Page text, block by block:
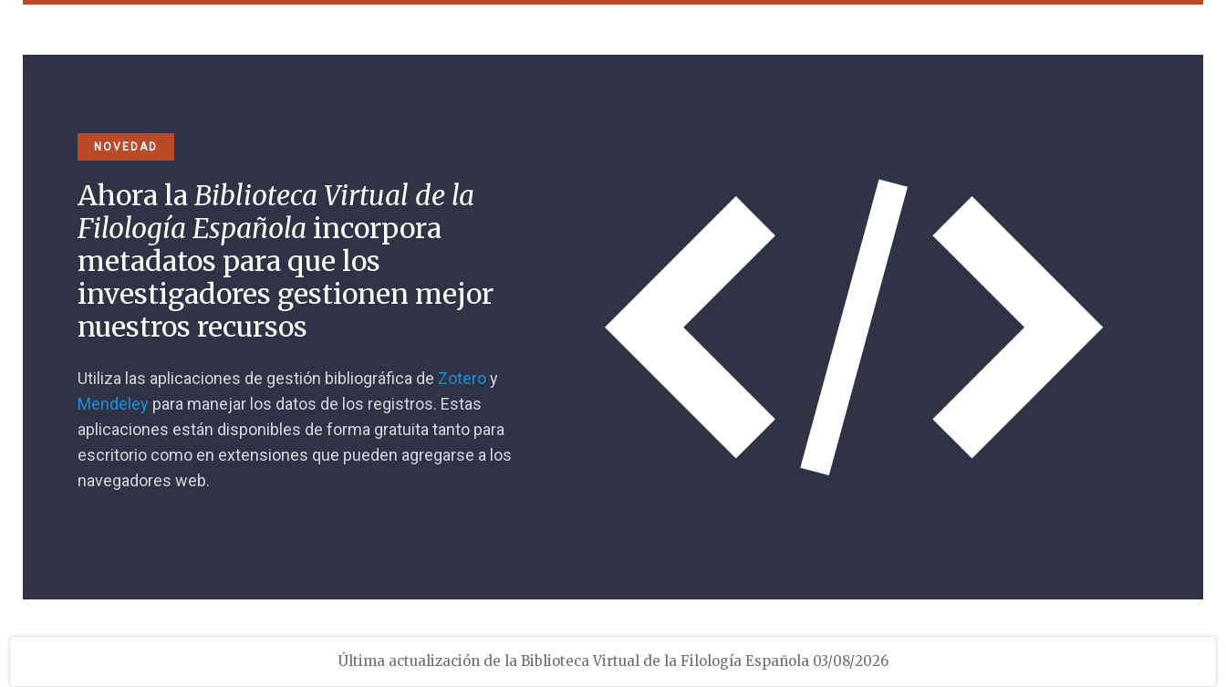
NOVEDAD
Ahora laBiblioteca Virtual de la
Filología Española incorpora
metadatos para que los
investigadores gestionen mejor
nuestros recursos
Utiliza las aplicaciones de gestión bibliográfica de Zoteroy
Mendeley para manejar los datos de los registros. Estas
aplicaciones están disponibles de forma gratuita tanto para
escritorio como en extensiones que pueden agregarse a los
navegadores web.
Última actualización de la Biblioteca Virtual de la Filología Española 03/08/2026